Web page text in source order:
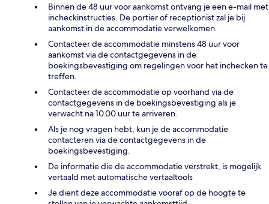
Binnen de 48 uur voor aankomst ontvang je een e-mail met
incheckinstructies. De portier of receptionist zal je bij
aankomst in de accommodatie verwelkomen.
Contacteer de accommodatie minstens 48 uur voor
aankomst via de contactgegevens in de
boekingsbevestiging om regelingen voor het inchecken te
treffen.
Contacteer de accommodatie op voorhand via de
contactgegevens in de boekingsbevestiging als je
verwacht na 10.00 uur te arriveren.
Als je nog vragen hebt, kun je de accommodatie
contacteren via de contactgegevens in de
boekingsbevestiging.
De informatie die de accommodatie verstrekt, is mogelijk
vertaald met automatische vertaaltools
Je dient deze accommodatie vooraf op de hoogte te